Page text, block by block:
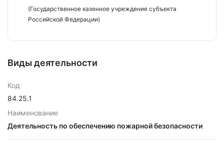
(Государственное казенное учреждение субъекта
Российской Федерации)
Виды деятельности
Код
84.25.1
Наименование
Деятельность по обеспечению пожарной безопасности